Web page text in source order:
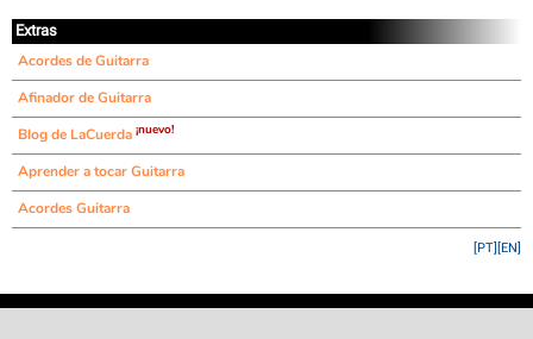
Extras
Acordes de Guitarra
Afinador de Guitarra
Blog de LaCuerda ¡nuevo!
Aprender a tocar Guitarra
Acordes Guitarra
[EN]
[PT]